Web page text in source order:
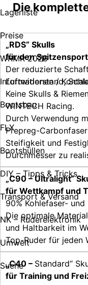
Lagerliste
Preise
WRMR 2026
Informationen /
Bootsbau
FLX
Bootshüllen
DIY – Tipps & Tricks
Transport & Versand
NK – Ruderelektronik
Umwelt
Suche
Die
„RDS“ Skulls
für den Spitzensport
Der reduzierte
Luftwiderstand,
Keine Skulls &
WINTECH Racing.
Durch Verwendung
Prepreg-
Steifigkeit und
Durchmesser zu
„C90 – Ultralight“
für Wettkampf und
90% Kohlefaser- und
Die optimale
und Haltbarkeit im
Top-Ruder für jeden
„C40 – Standard“
für Training und